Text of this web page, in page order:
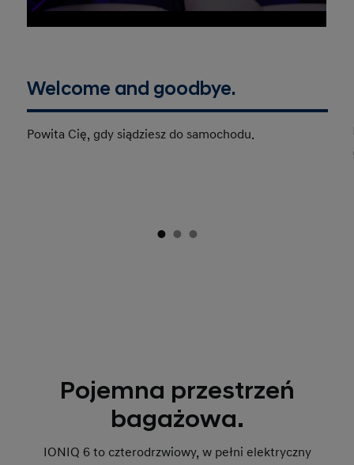
Welcome and goodbye.
Powita Cię, gdy siądziesz do samochodu.
Pojemna przestrzeń
bagażowa.
IONIQ 6 to czterodrzwiowy, w pełni elektryczny